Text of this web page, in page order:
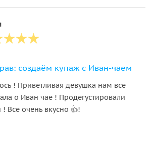
создаём купаж с Иван-чаем
! Приветливая девушка нам все
о Иван чае ! Продегустировали
Все очень вкусно 👍!